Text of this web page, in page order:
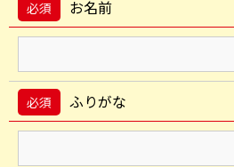
必須 お名前
必須 ふりがな